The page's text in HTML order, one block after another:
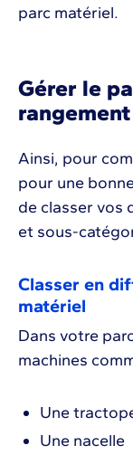
parc matériel.
Gérer le
Ainsi, pour
pour une
de classer vos
et sous-
Classer en
matériel
Dans votre
machines
Une
Une nacelle